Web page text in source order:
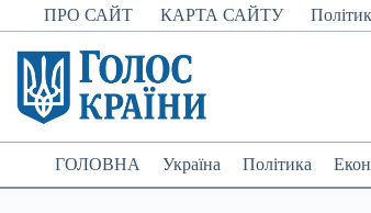
Перейти
до
вмісту
ПРО САЙТ КАРТА САЙТУ
ГОЛОВНА Україна Політика